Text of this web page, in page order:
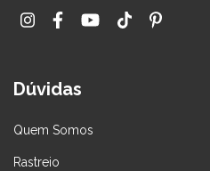
Dúvidas
Quem Somos
Rastreio